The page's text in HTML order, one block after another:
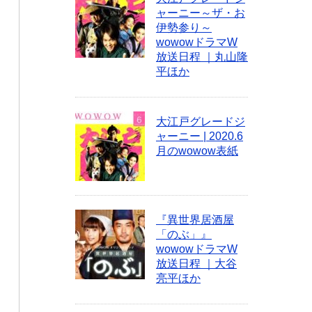
ャーニー～ザ・お
伊勢参り～
wowowドラマW
放送日程 ｜丸山隆
平ほか
大江戸グレードジ
ャーニー | 2020.6
月のwowow表紙
『異世界居酒屋
「のぶ」』
wowowドラマW
放送日程 ｜大谷
亮平ほか